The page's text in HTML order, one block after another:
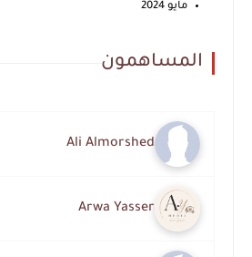
مايو 2024
المساهمون
Ali Almorshed
Arwa Yasser